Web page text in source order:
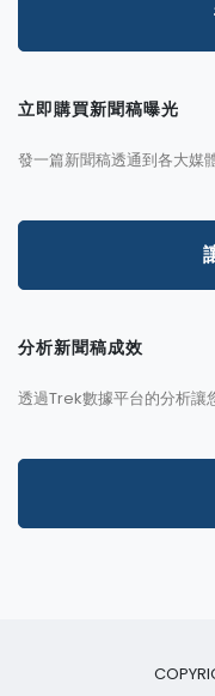
立即購買新聞稿曝光
發一篇新聞稿透通到各大媒
分析新聞稿成效
透過Trek數據平台的分析讓